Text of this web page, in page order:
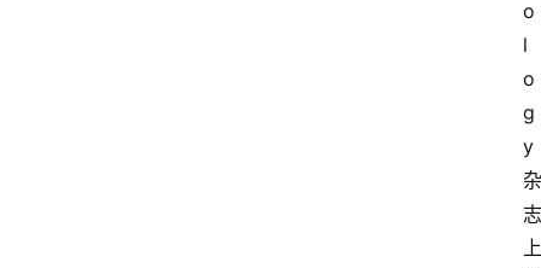
o
l
o
g
y
杂
志
上